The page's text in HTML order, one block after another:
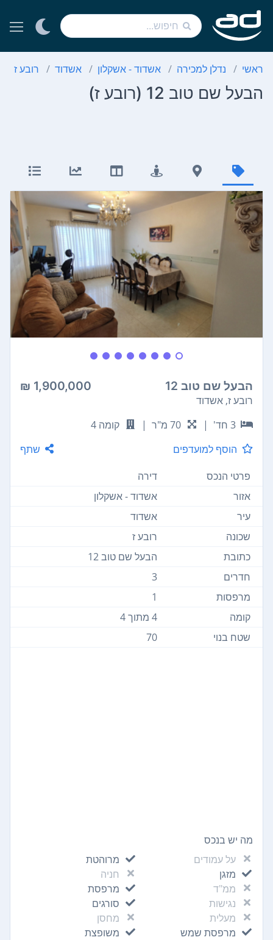
ראשי נדלן למכירה אשדוד - אשקלון אשדוד רובע ז
הבעל שם טוב 12 (רובע ז)
הבעל שם טוב 12 1,900,000 ₪
רובע ז, אשדוד
3 חד'
| 70 מ"ר |
קומה 4
הוסף למועדפים
שתף
פרטי הנכס
דירה
אזור
אשדוד - אשקלון
עיר
אשדוד
שכונה
רובע ז
כתובת
הבעל שם טוב 12
חדרים
3
מרפסות
1
קומה
4 מתוך 4
שטח בנוי
70
מה יש בנכס
על עמודים
מרוהטת
מזגן
חניה
ממ"ד
מרפסת
נגישות
סורגים
מעלית
מחסן
מרפסת שמש
משופצת